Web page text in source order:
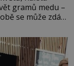
gramů medu –
se může zdát
z